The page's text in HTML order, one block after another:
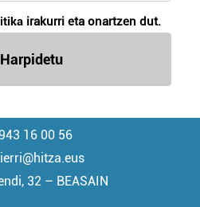
irakurri eta onartzen dut.
Harpidetu
16 00 56
32 – BEASAIN